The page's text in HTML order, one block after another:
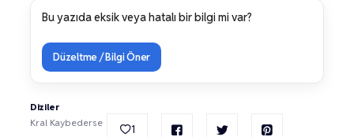
Bu yazıda eksik veya hatalı bir bilgi mi var?
Düzeltme / Bilgi Öner
Diziler
Kral Kaybederse
1